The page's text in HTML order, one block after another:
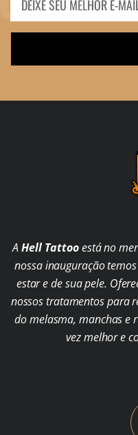
AHell Tattooestá no
nossa inauguração
estar e de sua pele.
nossos tratamentos para
do melasma, manchas e
vez melhor e